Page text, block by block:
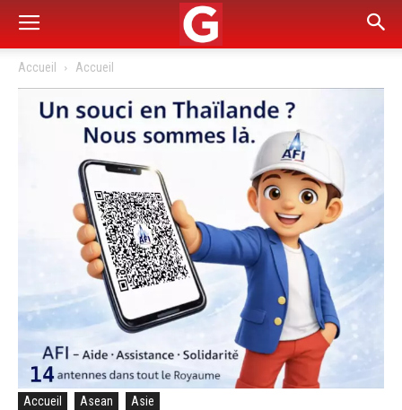
Accueil Accueil
Accueil Asean Asie